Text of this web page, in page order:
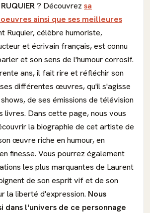
? Découvrez sa
ainsi que ses meilleures
Ruquier, célèbre humoriste,
et écrivain français, est connu
et son sens de l'humour corrosif.
ans, il fait rire et réfléchir son
différentes œuvres, qu'il s'agisse
de ses émissions de télévision
livres. Dans cette page, nous vous
la biographie de cet artiste de
œuvre riche en humour, en
finesse. Vous pourrez également
les plus marquantes de Laurent
de son esprit vif et de son
la liberté d'expression. Nous
dans l'univers de ce personnage